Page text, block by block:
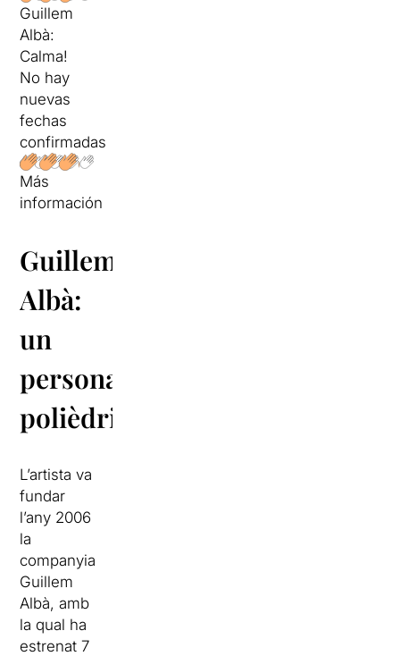
Guillem
Albà:
Calma!
No hay
nuevas
fechas
confirmadas
Más
información
Guillem
Albà:
un
personatges
polièdric
L’artista va
fundar
l’any 2006
la
companyia
Guillem
Albà, amb
la qual ha
estrenat 7